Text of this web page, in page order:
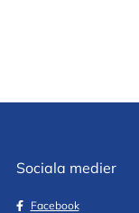
Sociala medier
Facebook